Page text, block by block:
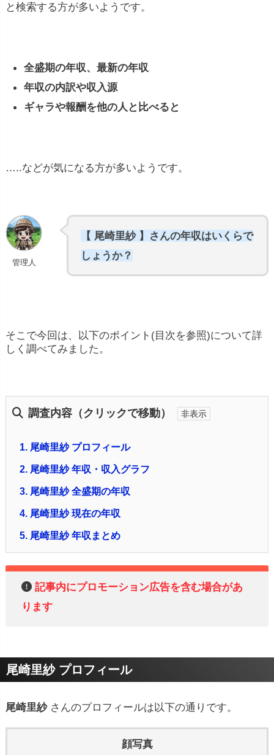
と検索する方が多いようです。
全盛期の年収、最新の年収
年収の内訳や収入源
ギャラや報酬を他の人と比べると
…..などが気になる方が多いようです。
管理人
【 尾崎里紗 】さんの年収はいくらで
しょうか？
そこで今回は、以下のポイント(目次を参照)について詳
しく調べてみました。
調査内容（クリックで移動）
1. 尾崎里紗 プロフィール
2. 尾崎里紗 年収・収入グラフ
3. 尾崎里紗 全盛期の年収
4. 尾崎里紗 現在の年収
5. 尾崎里紗 年収まとめ
記事内にプロモーション広告を含む場合があ
ります
尾崎里紗 プロフィール
尾崎里紗 さんのプロフィールは以下の通りです。
顔写真